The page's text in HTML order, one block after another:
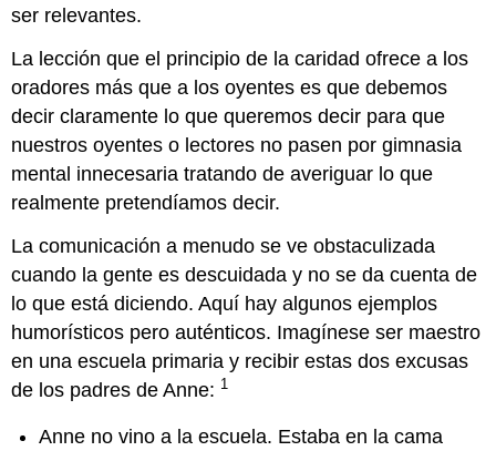
ser relevantes.
La lección que el principio de la caridad ofrece a los
oradores más que a los oyentes es que debemos
decir claramente lo que queremos decir para que
nuestros oyentes o lectores no pasen por gimnasia
mental innecesaria tratando de averiguar lo que
realmente pretendíamos decir.
La comunicación a menudo se ve obstaculizada
cuando la gente es descuidada y no se da cuenta de
lo que está diciendo. Aquí hay algunos ejemplos
humorísticos pero auténticos. Imagínese ser maestro
en una escuela primaria y recibir estas dos excusas
de los padres de Anne: 1
Anne no vino a la escuela. Estaba en la cama